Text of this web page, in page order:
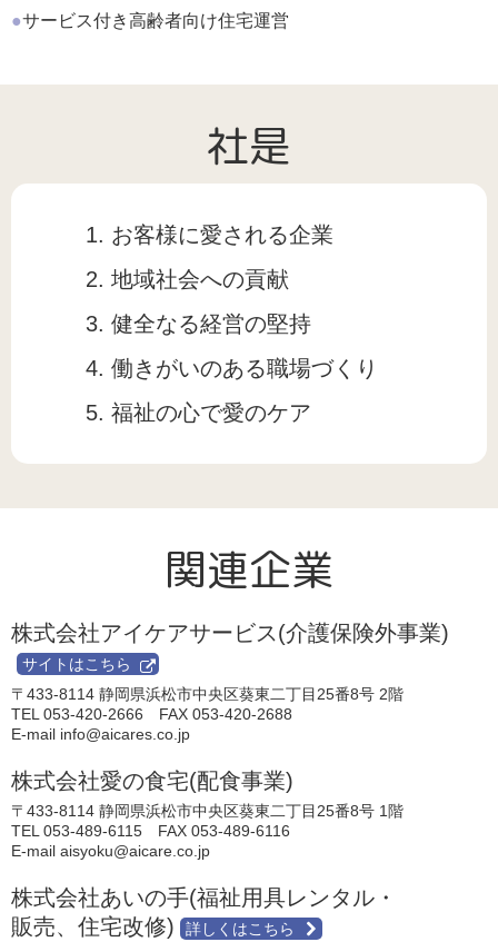
●サービス付き高齢者向け住宅運営
社是
お客様に愛される企業
地域社会への貢献
健全なる経営の堅持
働きがいのある職場づくり
福祉の心で愛のケア
関連企業
株式会社アイケアサービス(介護保険外事業)
サイトはこちら
〒433-8114 静岡県浜松市中央区葵東二丁目25番8号 2階
TEL 053-420-2666 FAX 053-420-2688
E-mail info@aicares.co.jp
株式会社愛の食宅(配食事業)
〒433-8114 静岡県浜松市中央区葵東二丁目25番8号 1階
TEL 053-489-6115 FAX 053-489-6116
E-mail aisyoku@aicare.co.jp
株式会社あいの手(福祉用具レンタル ・
販売、住宅改修)
詳しくはこちら